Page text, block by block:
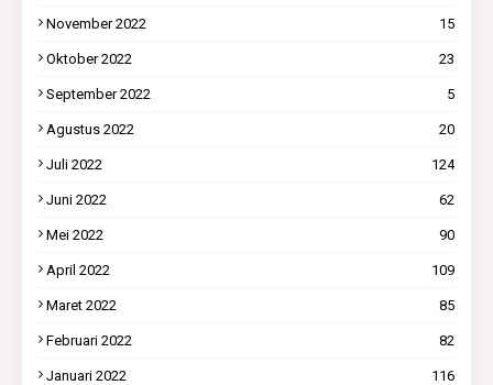
November 2022 15
Oktober 2022 23
September 2022 5
Agustus 2022 20
Juli 2022 124
Juni 2022 62
Mei 2022 90
April 2022 109
Maret 2022 85
Februari 2022 82
Januari 2022 116